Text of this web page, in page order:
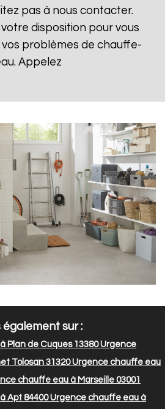
pas à nous contacter.
disposition pour vous
problèmes de chauffe-
Appelez
sur :
Plan de Cuques 13380Urgence
Tolosan 31320Urgence chauffe eau
chauffe eau à Marseille 03001
Apt 84400Urgence chauffe eau à